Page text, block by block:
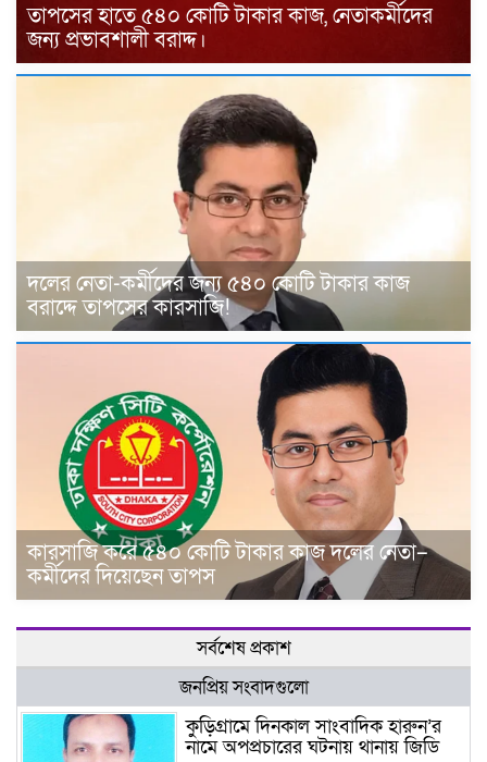
তাপসের হাতে ৫৪০ কোটি টাকার কাজ, নেতাকর্মীদের
জন্য প্রভাবশালী বরাদ্দ।
দলের নেতা-কর্মীদের জন্য ৫৪০ কোটি টাকার কাজ
বরাদ্দে তাপসের কারসাজি!
কারসাজি করে ৫৪০ কোটি টাকার কাজ দলের নেতা–
কর্মীদের দিয়েছেন তাপস
সর্বশেষ প্রকাশ
জনপ্রিয় সংবাদগুলো
কুড়িগ্রামে দিনকাল সাংবাদিক হারুন’র
নামে অপপ্রচারের ঘটনায় থানায় জিডি